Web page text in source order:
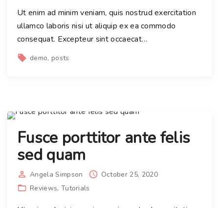
Ut enim ad minim veniam, quis nostrud exercitation
ullamco laboris nisi ut aliquip ex ea commodo
consequat. Excepteur sint occaecat…
demo posts
Fusce porttitor ante felis
sed quam
Angela Simpson
October 25, 2020
Reviews Tutorials